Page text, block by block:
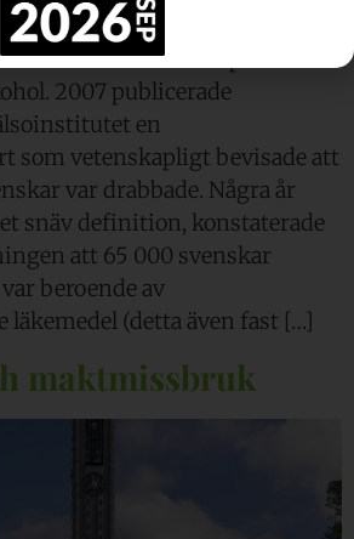
beroendeskapande
största beroendeproblemet
2007 publicerade
en
som vetenskapligt bevisade att
var drabbade. Några år
snäv definition, konstaterade
att 65 000 svenskar
beroende av
läkemedel (detta även fast […]
maktmissbruk